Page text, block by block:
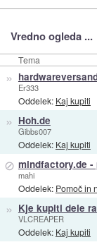
Vredno ogleda ...
Tema
»
Er333
Oddelek: Kaj kupiti
» Hoh.de
Gibbs007
Oddelek: Kaj kupiti
⊘ mindfactory.de -
mahi
Oddelek: Pomoč in
» Kje kupiti dele
VLCREAPER
Oddelek: Kaj kupiti